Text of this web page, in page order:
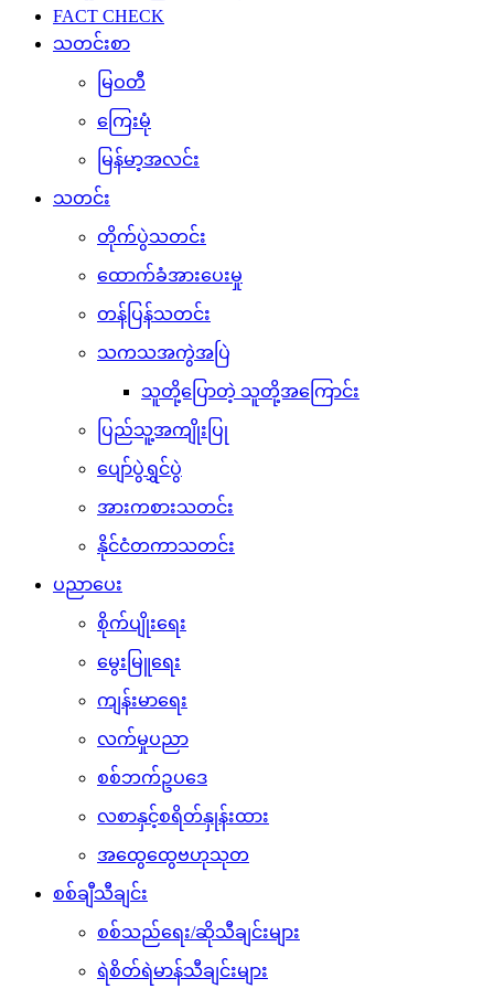
FACT CHECK
သတင်းစာ
မြဝတီ
ကြေးမုံ
မြန်မာ့အလင်း
သတင်း
တိုက်ပွဲသတင်း
ထောက်ခံအားပေးမှု
တန်ပြန်သတင်း
သကသအကွဲအပြဲ
သူတို့ပြောတဲ့ သူတို့အကြောင်း
ပြည်သူ့အကျိုးပြု
ပျော်ပွဲရွှင်ပွဲ
အားကစားသတင်း
နိုင်ငံတကာသတင်း
ပညာပေး
စိုက်ပျိုးရေး
မွေးမြူရေး
ကျန်းမာရေး
လက်မှုပညာ
စစ်ဘက်ဥပဒေ
လစာနှင့်စရိတ်နှုန်းထား
အထွေထွေဗဟုသုတ
စစ်ချီသီချင်း
စစ်သည်ရေး/ဆိုသီချင်းများ
ရဲစိတ်ရဲမာန်သီချင်းများ